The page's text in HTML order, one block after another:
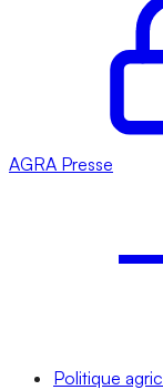
AGRA Presse
Politique